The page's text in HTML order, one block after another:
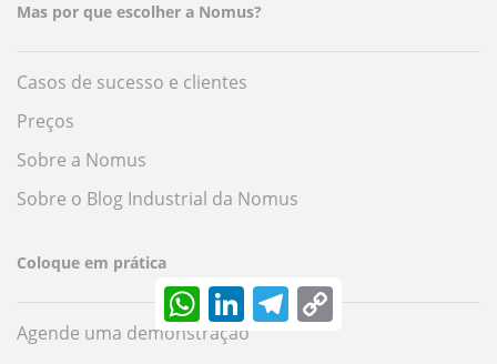
WhatsAppLinkedInTelegram
Mas por que escolher a Nomus?
Casos de sucesso e clientes
Preços
Sobre a Nomus
Sobre o Blog Industrial da Nomus
Coloque em prática
Agende uma demonstração